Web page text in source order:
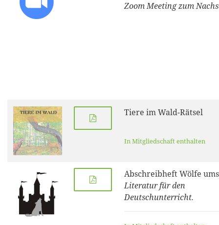
Zoom Meeting zum
Tiere im Wald-Rätsel
In Mitgliedschaft enthalten
Abschreibheft Wölfe ums
Literatur für den
Deutschunterricht.